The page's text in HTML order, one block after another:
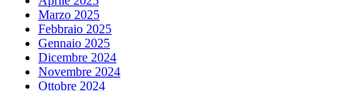
Marzo 2025
Febbraio 2025
Gennaio 2025
Dicembre 2024
Novembre 2024
Ottobre 2024